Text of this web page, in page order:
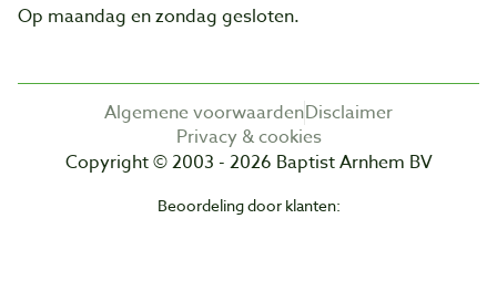
Op maandag en zondag gesloten.
Algemene voorwaardenDisclaimer
Privacy & cookies
Copyright © 2003 - 2026 Baptist Arnhem BV
Beoordeling door klanten: